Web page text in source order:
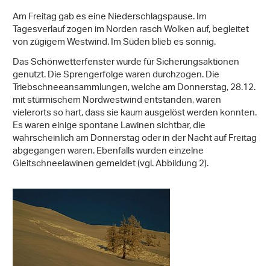
Am Freitag gab es eine Niederschlagspause. Im
Tagesverlauf zogen im Norden rasch Wolken auf, begleitet
von zügigem Westwind. Im Süden blieb es sonnig.
Das Schönwetterfenster wurde für Sicherungsaktionen
genutzt. Die Sprengerfolge waren durchzogen. Die
Triebschneeansammlungen, welche am Donnerstag, 28.12.
mit stürmischem Nordwestwind entstanden, waren
vielerorts so hart, dass sie kaum ausgelöst werden konnten.
Es waren einige spontane Lawinen sichtbar, die
wahrscheinlich am Donnerstag oder in der Nacht auf Freitag
abgegangen waren. Ebenfalls wurden einzelne
Gleitschneelawinen gemeldet (vgl. Abbildung 2).